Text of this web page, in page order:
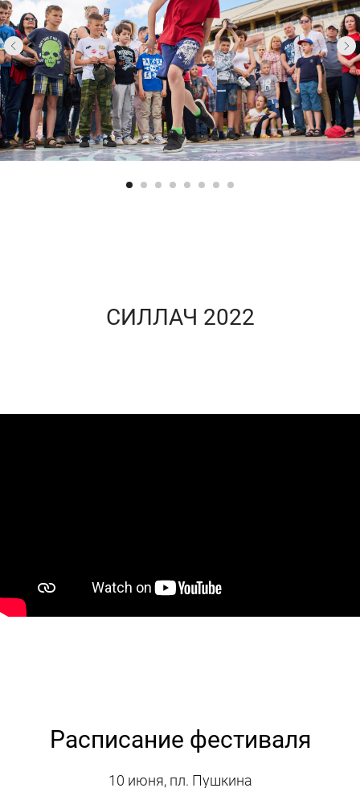
СИЛЛАЧ 2022
Расписание фестиваля
10 июня, пл. Пушкина